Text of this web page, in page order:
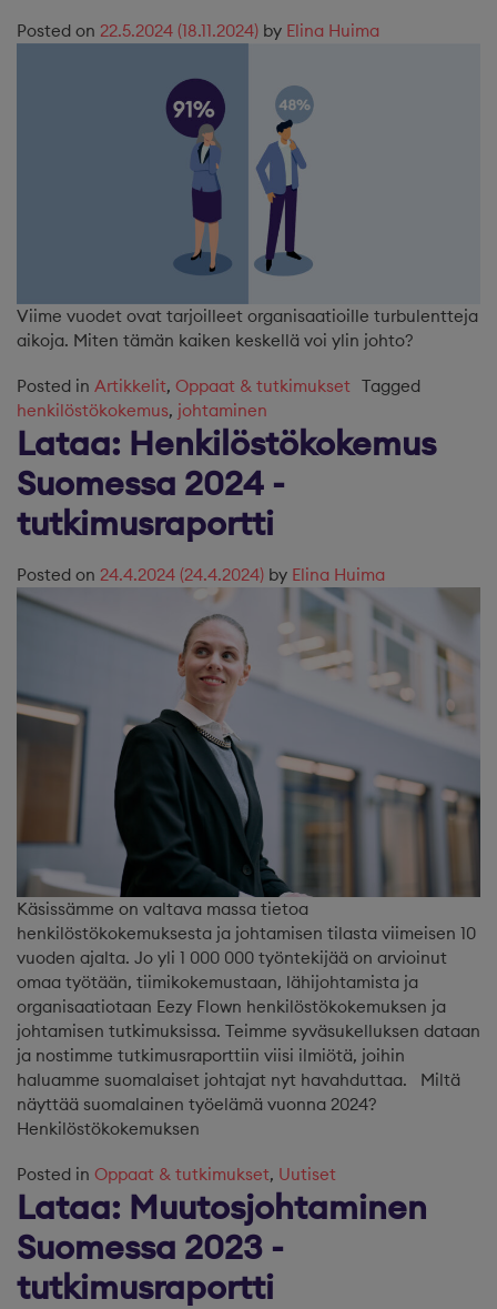
Posted on 22.5.2024 (18.11.2024) by Elina Huima
Viime vuodet ovat tarjoilleet organisaatioille turbulentteja
aikoja. Miten tämän kaiken keskellä voi ylin johto?
Posted in Artikkelit, Oppaat & tutkimukset Tagged
henkilöstökokemus, johtaminen
Lataa: Henkilöstökokemus
Suomessa 2024 -
tutkimusraportti
Posted on 24.4.2024 (24.4.2024) by Elina Huima
Käsissämme on valtava massa tietoa
henkilöstökokemuksesta ja johtamisen tilasta viimeisen 10
vuoden ajalta. Jo yli 1 000 000 työntekijää on arvioinut
omaa työtään, tiimikokemustaan, lähijohtamista ja
organisaatiotaan Eezy Flown henkilöstökokemuksen ja
johtamisen tutkimuksissa. Teimme syväsukelluksen dataan
ja nostimme tutkimusraporttiin viisi ilmiötä, joihin
haluamme suomalaiset johtajat nyt havahduttaa. Miltä
näyttää suomalainen työelämä vuonna 2024?
Henkilöstökokemuksen
Posted in Oppaat & tutkimukset, Uutiset
Lataa: Muutosjohtaminen
Suomessa 2023 -
tutkimusraportti